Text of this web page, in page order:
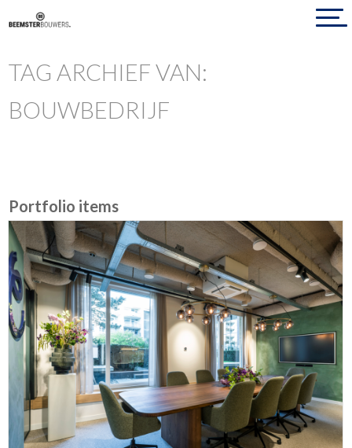
TAG ARCHIEF VAN:
BOUWBEDRIJF
Portfolio items